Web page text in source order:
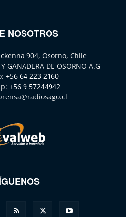
NOSOTROS
904, Osorno, Chile
GANADERA DE OSORNO A.G.
+56 64 223 2160
+56 9 57244942